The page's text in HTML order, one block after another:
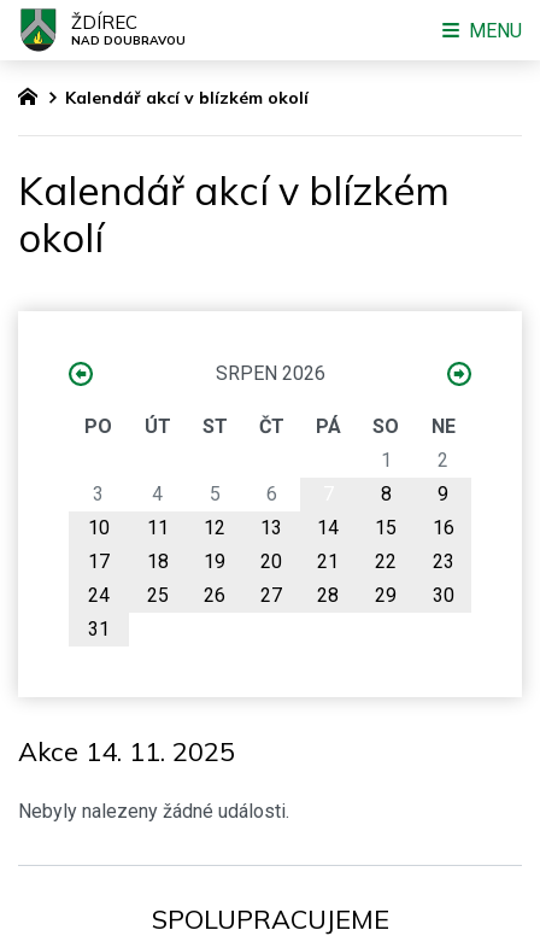
Kalendář akcí v blízkém okolí
Kalendář akcí v blízkém
okolí
SRPEN 2026
PO ÚT ST ČT PÁ SO
NE
1
2
3
4 5 6 8
9
10
11 12 13 14 15
16
17
18 19 20 21 22
23
24
25 26 27 28 29
30
31
Akce 14. 11. 2025
Nebyly nalezeny žádné události.
SPOLUPRACUJEME
ŽDÍREC
NAD DOUBRAVOU MENU